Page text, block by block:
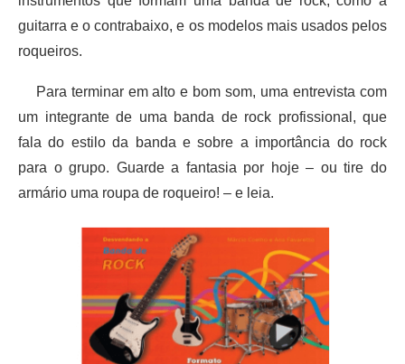
guitarra e o contrabaixo, e os modelos mais usados pelos
roqueiros.
Para terminar em alto e bom som, uma entrevista com
um integrante de uma banda de rock profissional, que
fala do estilo da banda e sobre a importância do rock
para o grupo. Guarde a fantasia por hoje – ou tire do
armário uma roupa de roqueiro! – e leia.